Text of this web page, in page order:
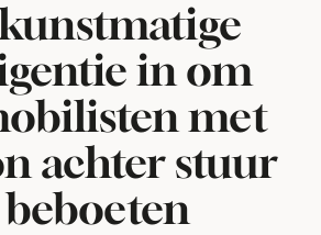
in om
met
achter stuur